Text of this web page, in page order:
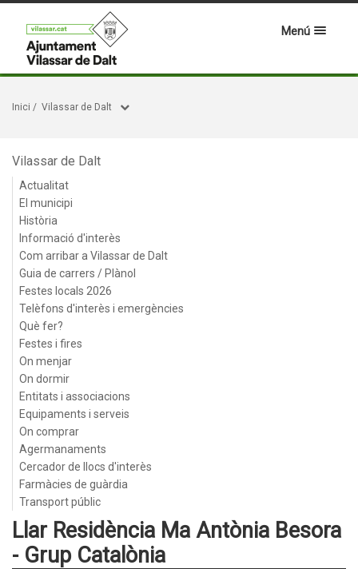
Menú
Inici / Vilassar de Dalt
Vilassar de Dalt
Actualitat
El municipi
Història
Informació d'interès
Com arribar a Vilassar de Dalt
Guia de carrers / Plànol
Festes locals 2026
Telèfons d'interès i emergències
Què fer?
Festes i fires
On menjar
On dormir
Entitats i associacions
Equipaments i serveis
On comprar
Agermanaments
Cercador de llocs d'interès
Farmàcies de guàrdia
Transport públic
Llar Residència Ma Antònia Besora
- Grup Catalònia